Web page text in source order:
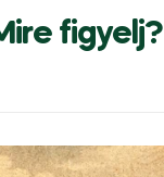
figyelj?